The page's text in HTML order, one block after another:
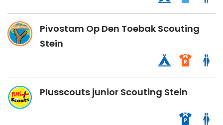
Pivostam Op Den Toebak Scouting
Stein
Plusscouts junior Scouting Stein